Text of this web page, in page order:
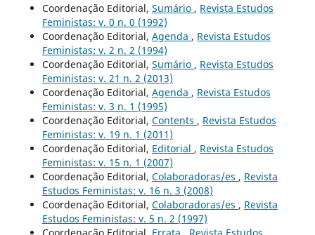
Coordenação Editorial, Sumário , Revista Estudos
Feministas: v. 0 n. 0 (1992)
Coordenação Editorial, Agenda , Revista Estudos
Feministas: v. 2 n. 2 (1994)
Coordenação Editorial, Sumário , Revista Estudos
Feministas: v. 21 n. 2 (2013)
Coordenação Editorial, Agenda , Revista Estudos
Feministas: v. 3 n. 1 (1995)
Coordenação Editorial, Contents , Revista Estudos
Feministas: v. 19 n. 1 (2011)
Coordenação Editorial, Editorial , Revista Estudos
Feministas: v. 15 n. 1 (2007)
Coordenação Editorial, Colaboradoras/es , Revista
Estudos Feministas: v. 16 n. 3 (2008)
Coordenação Editorial, Colaboradoras/es , Revista
Estudos Feministas: v. 5 n. 2 (1997)